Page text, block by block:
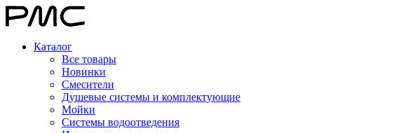
Каталог
Все товары
Новинки
Смесители
Душевые системы и комплектующие
Мойки
Системы водоотведения